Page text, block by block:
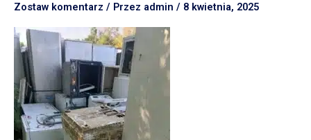
Zostaw komentarz / Przez admin / 8 kwietnia, 2025